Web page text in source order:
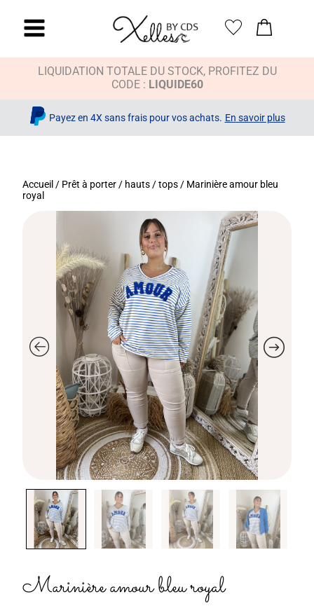
LIQUIDATION TOTALE DU STOCK, PROFITEZ DU
CODE : LIQUIDE60
Payez en 4X sans frais pour vos achats. En savoir plus
Accueil / Prêt à porter / hauts / tops / Marinière amour bleu
royal
Marinière amour bleu royal